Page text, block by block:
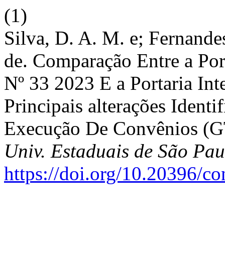
(1)
Silva, D. A. M. e;
de. Comparação Entre a
Nº 33 2023 E a Portaria
Principais alterações
Execução De Convênios
Univ. Estaduais de São
https://doi.org/10.20396/